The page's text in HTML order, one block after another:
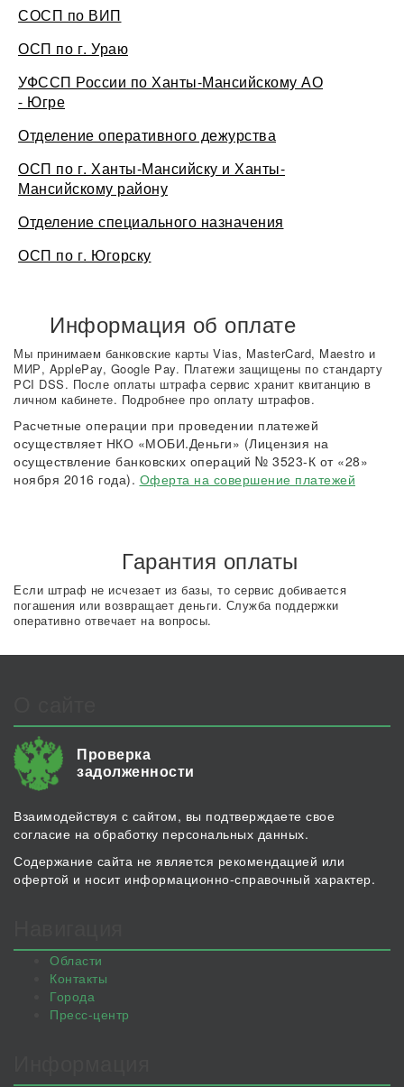
СОСП по ВИП
ОСП по г. Ураю
УФССП России по Ханты-Мансийскому АО
- Югре
Отделение оперативного дежурства
ОСП по г. Ханты-Мансийску и Ханты-
Мансийскому району
Отделение специального назначения
ОСП по г. Югорску
Информация об оплате
Мы принимаем банковские карты Vias, MasterCard, Maestro и
МИР, ApplePay, Google Pay. Платежи защищены по стандарту
PCI DSS. После оплаты штрафа сервис хранит квитанцию в
личном кабинете. Подробнее про оплату штрафов.
Расчетные операции при проведении платежей
осуществляет НКО «МОБИ.Деньги» (Лицензия на
осуществление банковских операций № 3523-К от «28»
ноября 2016 года). Оферта на совершение платежей
Гарантия оплаты
Если штраф не исчезает из базы, то сервис добивается
погашения или возвращает деньги. Служба поддержки
оперативно отвечает на вопросы.
Проверка
задолженности
Взаимодействуя с сайтом, вы подтверждаете свое
согласие на обработку персональных данных.
Содержание сайта не является рекомендацией или
офертой и носит информационно-справочный характер.
Области
Контакты
Города
Пресс-центр